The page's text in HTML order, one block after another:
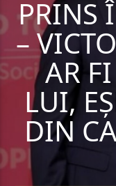
PRINS
–
AR
LUI,
DIN